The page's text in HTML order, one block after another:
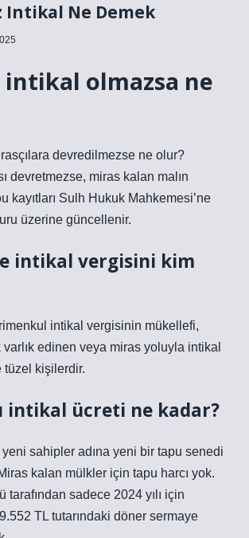
Intikal Ne Demek
intikal olmazsa ne
devredilmezse ne olur?
devretmezse, miras kalan malın
kayıtları Sulh Hukuk Mahkemesi’ne
üzerine güncellenir.
intikal vergisini kim
intikal vergisinin mükellefi,
edinen veya miras yoluyla intikal
tüzel kişilerdir.
intikal ücreti ne kadar?
yeni sahipler adına yeni bir tapu senedi
kalan mülkler için tapu harcı yok.
tarafından sadece 2024 yılı için
TL tutarındaki döner sermaye